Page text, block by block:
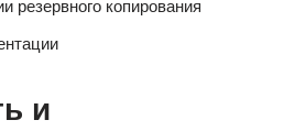
резервного копирования
и